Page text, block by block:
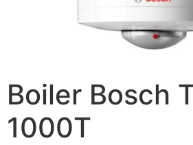
Boiler Bosch
1000T